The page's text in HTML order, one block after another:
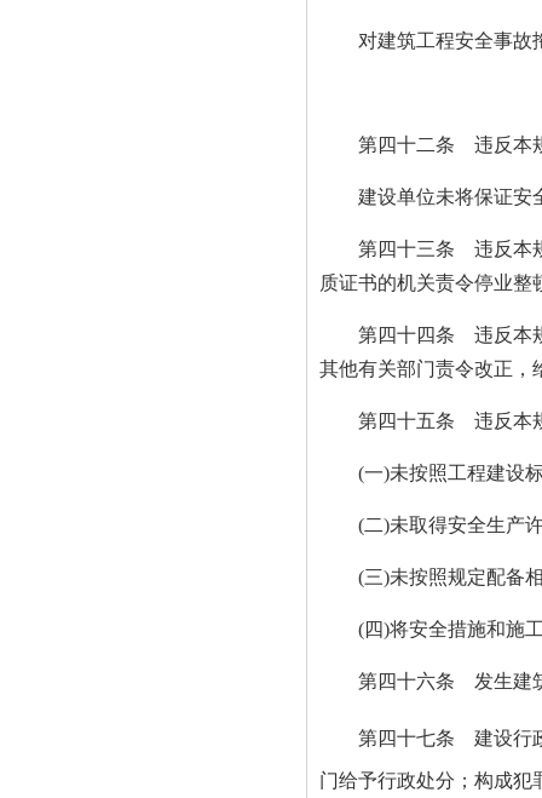
对建筑工程安全事故拖
第四十二条 违反本规
建设单位未将保证安全
第四十三条 违反本规
质证书的机关责令停业
第四十四条 违反本规
其他有关部门责令改正，
第四十五条 违反本规
(一)未按照工程建设标
(二)未取得安全生产
(三)未按照规定配备相
(四)将安全措施和施工
第四十六条 发生建筑
第四十七条 建设行政
门给予行政处分；构成犯